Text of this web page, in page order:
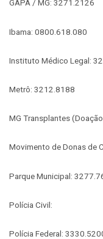
GAPA / MG: 3271.2126
Ibama: 0800.618.080
Instituto Médico Legal:
Metrô: 3212.8188
MG Transplantes
Movimento de Donas de
Parque Municipal:
Polícia Civil:
Polícia Federal: